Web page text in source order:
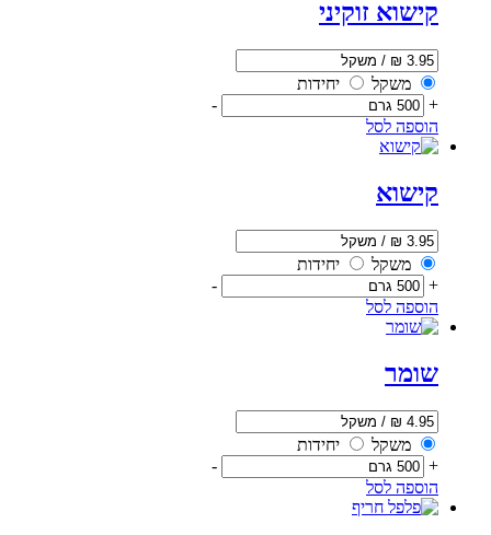
קישוא זוקיני
משקל
יחידות
+
-
הוספה לסל
קישוא
משקל
יחידות
+
-
הוספה לסל
שומר
משקל
יחידות
+
-
הוספה לסל